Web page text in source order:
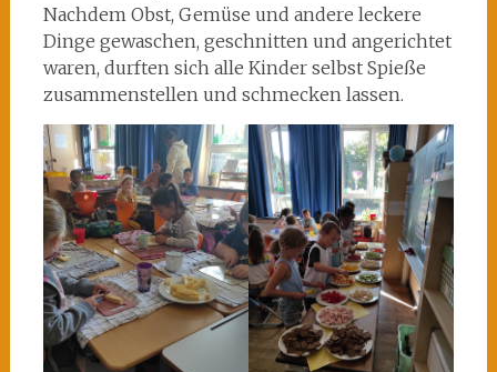
Nachdem Obst, Gemüse und andere leckere
Dinge gewaschen, geschnitten und angerichtet
waren, durften sich alle Kinder selbst Spieße
zusammenstellen und schmecken lassen.